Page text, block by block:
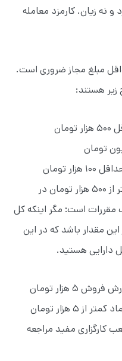
و نه زیان. کارمزد معامله
مبلغ مجاز ضروری است.
زیر هستند:
۴- ارسال سفارش فروش با مبلغ کمتر از ۵۰۰ هزار تومان در
است؛ مگر اینکه کل
مقدار باشد که در این
دارایی هستید.
برای نمادهای فرابورسی، حداقل سفارش فروش ۵ هزار تومان
است. اگر ارزش دارایی شما در یک نماد کمتر از ۵ هزار تومان
کارگزاری مفید مراجعه